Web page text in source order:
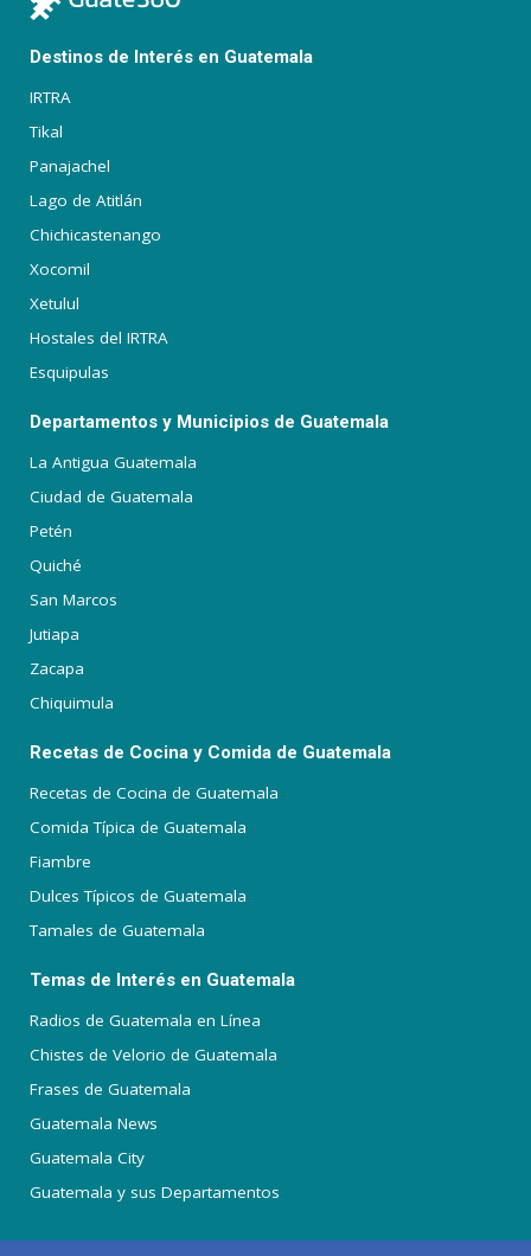
Destinos de Interés en Guatemala
IRTRA
Tikal
Panajachel
Lago de Atitlán
Chichicastenango
Xocomil
Xetulul
Hostales del IRTRA
Esquipulas
Departamentos y Municipios de Guatemala
La Antigua Guatemala
Ciudad de Guatemala
Petén
Quiché
San Marcos
Jutiapa
Zacapa
Chiquimula
Recetas de Cocina y Comida de Guatemala
Recetas de Cocina de Guatemala
Comida Típica de Guatemala
Fiambre
Dulces Típicos de Guatemala
Tamales de Guatemala
Temas de Interés en Guatemala
Radios de Guatemala en Línea
Chistes de Velorio de Guatemala
Frases de Guatemala
Guatemala News
Guatemala City
Guatemala y sus Departamentos